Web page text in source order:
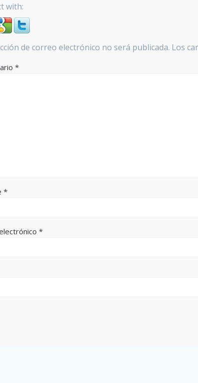
with:
de correo electrónico no será publicada. Los
*
*
*